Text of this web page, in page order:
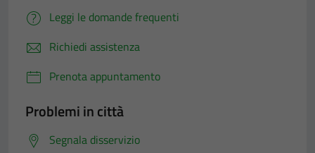
Leggi le domande frequenti
Richiedi assistenza
Prenota appuntamento
Problemi in città
Segnala disservizio